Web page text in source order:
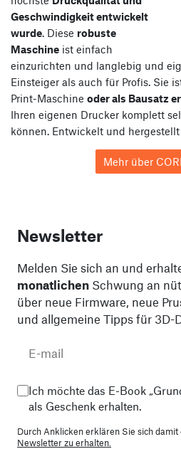
Geschwindigkeit entwickelt
wurde. Diese robuste
Maschine ist einfach
einzurichten und langlebig und
Einsteiger als auch für Profis. Sie
Print-Maschine oder als Bausatz
Ihren eigenen Drucker komplett
können. Entwickelt und hergestellt
Mehr über
Newsletter
Melden Sie sich an und
monatlichen Schwung an
über neue Firmware, neue
und allgemeine Tipps für 3D-
Ich möchte das E-Book
als Geschenk erhalten.
Durch Anklicken erklären Sie sich damit
Newsletter zu erhalten.